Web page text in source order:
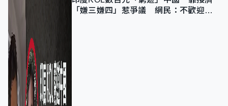
「嫌三嫌四」惹爭議 網民：不歡迎劣